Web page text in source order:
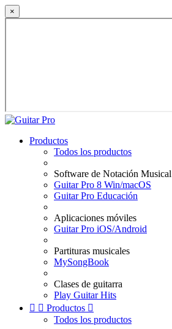
×
Productos
Todos los productos
Software de Notación Musical
Guitar Pro 8 Win/macOS
Guitar Pro Educación
Aplicaciones móviles
Guitar Pro iOS/Android
Partituras musicales
MySongBook
Clases de guitarra
Play Guitar Hits
  Productos 
Todos los productos